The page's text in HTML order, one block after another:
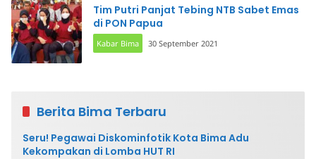
Tim Putri Panjat Tebing NTB Sabet Emas
di PON Papua
Kabar Bima 30 September 2021
Berita Bima Terbaru
Seru! Pegawai Diskominfotik Kota Bima Adu
Kekompakan di Lomba HUT RI